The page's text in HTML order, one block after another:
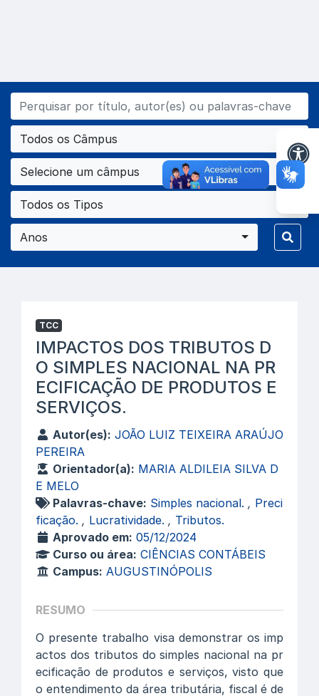
Todos os Câmpus
Selecione um câmpus
Todos os Tipos
Anos
TCC
IMPACTOS DOS TRIBUTOS D
O SIMPLES NACIONAL NA PR
ECIFICAÇÃO DE PRODUTOS E
SERVIÇOS.
Autor(es): JOÃO LUIZ TEIXEIRA ARAÚJO
PEREIRA
Orientador(a): MARIA ALDILEIA SILVA D
E MELO
Palavras-chave: Simples nacional. , Preci
ficação. , Lucratividade. , Tributos.
Aprovado em: 05/12/2024
Curso ou área: CIÊNCIAS CONTÁBEIS
Campus: AUGUSTINÓPOLIS
RESUMO
O presente trabalho visa demonstrar os imp
actos dos tributos do simples nacional na pr
ecificação de produtos e serviços, visto que
o entendimento da área tributária, fiscal é de